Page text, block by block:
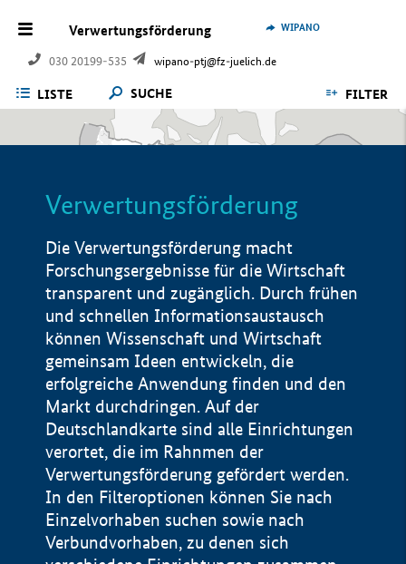
Verwertungsförderung
030 20199-535 wipano-ptj@fz-juelich.de
WIPANO
LISTE SUCHE FILTER
Verwertungsförderung
Die Verwertungsförderung macht
Forschungsergebnisse für die Wirtschaft
transparent und zugänglich. Durch frühen
und schnellen Informationsaustausch
können Wissenschaft und Wirtschaft
gemeinsam Ideen entwickeln, die
erfolgreiche Anwendung finden und den
Markt durchdringen. Auf der
Deutschlandkarte sind alle Einrichtungen
verortet, die im Rahnmen der
Verwertungsförderung gefördert werden.
In den Filteroptionen können Sie nach
Einzelvorhaben suchen sowie nach
Verbundvorhaben, zu denen sich